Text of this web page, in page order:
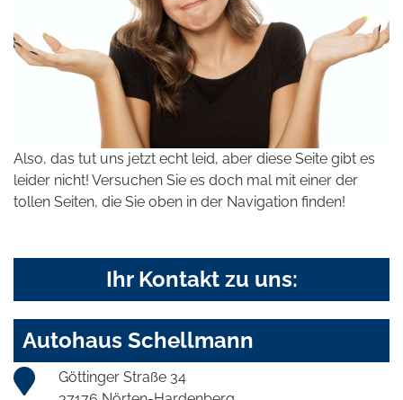
Also, das tut uns jetzt echt leid, aber diese Seite gibt es
leider nicht! Versuchen Sie es doch mal mit einer der
tollen Seiten, die Sie oben in der Navigation finden!
Ihr Kontakt zu uns:
Autohaus Schellmann
Göttinger Straße 34